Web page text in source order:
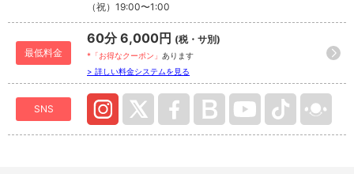
（祝）19:00〜1:00
最低料金
60分 6,000円 (税・サ別)
*「お得なクーポン」 あります
> 詳しい料金システムを見る
SNS